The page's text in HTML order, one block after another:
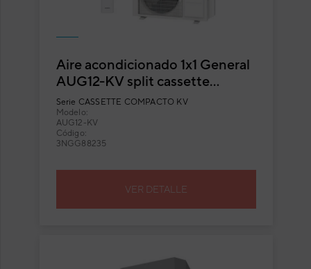
Aire acondicionado 1x1 General
AUG12-KV split cassette
compacto
Serie CASSETTE COMPACTO KV
Modelo:
AUG12-KV
Código:
3NGG88235
VER DETALLE